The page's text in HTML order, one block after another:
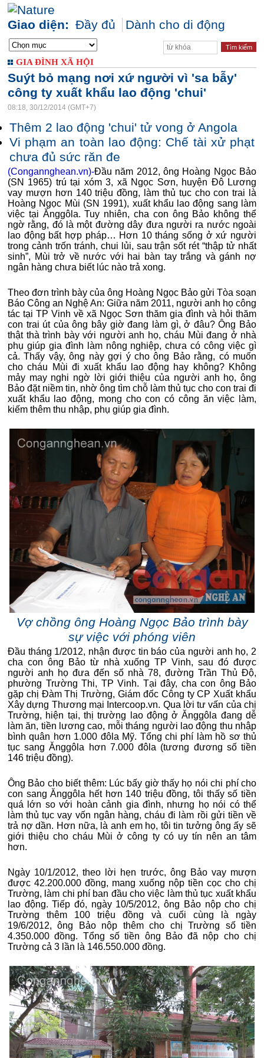
Giao diện: Đầy đủ Dành cho di động
GIA ĐÌNH XÃ HỘI
Suýt bỏ mạng nơi xứ người vì 'sa bẫy'
công ty xuất khẩu lao động 'chui'
08:18, 30/12/2014 (GMT+7)
Thêm 2 lao động 'chui' tử vong ở Angola
Vi phạm an toàn lao động: Chế tài xử phạt
chưa đủ sức răn đe
(Congannghean.vn)-Đầu năm 2012, ông Hoàng Ngọc Bảo
(SN 1965) trú tại xóm 3, xã Ngọc Sơn, huyện Đô Lương
vay mượn hơn 140 triệu đồng, làm thủ tục cho con trai là
Hoàng Ngọc Mùi (SN 1991), xuất khẩu lao động sang làm
việc tại Ănggôla. Tuy nhiên, cha con ông Bảo không thể
ngờ rằng, đó là một đường dây đưa người ra nước ngoài
lao động bất hợp pháp… Hơn 10 tháng sống ở xứ người
trong cảnh trốn tránh, chui lủi, sau trận sốt rét “thập tử nhất
sinh”, Mùi trở về nước với hai bàn tay trắng và gánh nợ
ngân hàng chưa biết lúc nào trả xong.
Theo đơn trình bày của ông Hoàng Ngọc Bảo gửi Tòa soạn
Báo Công an Nghệ An: Giữa năm 2011, người anh họ công
tác tại TP Vinh về xã Ngọc Sơn thăm gia đình và hỏi thăm
con trai út của ông bây giờ đang làm gì, ở đâu? Ông Bảo
thật thà trình bày với người anh họ, cháu Mùi đang ở nhà
phụ giúp gia đình làm nông nghiệp, chưa có công việc gì
cả. Thấy vậy, ông này gợi ý cho ông Bảo rằng, có muốn
cho cháu Mùi đi xuất khẩu lao động hay không? Không
mảy may nghi ngờ lời giới thiệu của người anh họ, ông
Bảo đặt niềm tin, nhờ ông tìm chỗ làm thủ tục cho con trai đi
xuất khẩu lao động, mong cho con có công ăn việc làm,
kiếm thêm thu nhập, phụ giúp gia đình.
Vợ chồng ông Hoàng Ngọc Bảo trình bày
sự việc với phóng viên
Đầu tháng 1/2012, nhận được tin báo của người anh họ, 2
cha con ông Bảo từ nhà xuống TP Vinh, sau đó được
người anh họ đưa đến số nhà 78, đường Trần Thủ Độ,
phường Trường Thi, TP Vinh. Tại đây, cha con ông Bảo
gặp chị Đàm Thị Trường, Giám đốc Công ty CP Xuất khẩu
Xây dựng Thương mại Intercoop.vn. Qua lời tư vấn của chị
Trường, hiện tại, thị trường lao động ở Ănggôla đang dễ
làm ăn, tiền lương cao, mỗi tháng người lao động thu nhập
bình quân hơn 1.000 đôla Mỹ. Tổng chi phí làm hồ sơ thủ
tục sang Ănggôla hơn 7.000 đôla (tương đương số tiền
146 triệu đồng).
Ông Bảo cho biết thêm: Lúc bấy giờ thấy họ nói chi phí cho
con sang Ănggôla hết hơn 140 triệu đồng, tôi thấy số tiền
quá lớn so với hoàn cảnh gia đình, nhưng họ nói có thể
làm thủ tục vay vốn ngân hàng, cháu đi làm rồi gửi tiền về
trả nợ dần. Hơn nữa, là anh em họ, tôi tin tưởng ông ấy sẽ
giới thiệu cho cháu Mùi ở công ty có uy tín nên an tâm
hơn.
Ngày 10/1/2012, theo lời hẹn trước, ông Bảo vay mượn
được 42.200.000 đồng, mang xuống nộp tiền cọc cho chị
Trường, làm chi phí ban đầu cho việc làm thủ tục xuất khẩu
lao động. Tiếp đó, ngày 10/5/2012, ông Bảo nộp cho chị
Trường thêm 100 triệu đồng và cuối cùng là ngày
19/6/2012, ông Bảo nộp thêm cho chị Trường số tiền
4.350.000 đồng. Tổng số tiền ông Bảo đã nộp cho chị
Trường cả 3 lần là 146.550.000 đồng.